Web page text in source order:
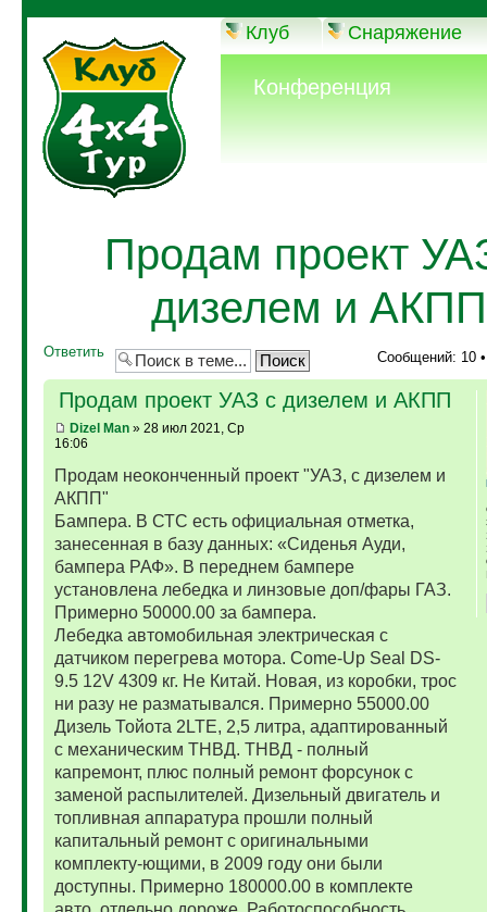
Клуб Снаряжение
Конференция
Продам проект
дизелем и АКПП
Ответить Сообщений: 10
Продам проект УАЗ с дизелем и АКПП
Dizel Man» 28 июл 2021, Ср
16:06
Продам неоконченный проект "УАЗ, с дизелем и
АКПП"
Бампера. В СТС есть официальная отметка,
занесенная в базу данных: «Сиденья Ауди,
бампера РАФ». В переднем бампере
установлена лебедка и линзовые доп/фары ГАЗ.
Примерно 50000.00 за бампера.
Лебедка автомобильная электрическая с
датчиком перегрева мотора. Come-Up Seal DS-
9.5 12V 4309 кг. Не Китай. Новая, из коробки, трос
ни разу не разматывался. Примерно 55000.00
Дизель Тойота 2LTE, 2,5 литра, адаптированный
с механическим ТНВД. ТНВД - полный
капремонт, плюс полный ремонт форсунок с
заменой распылителей. Дизельный двигатель и
топливная аппаратура прошли полный
капитальный ремонт с оригинальными
комплекту-ющими, в 2009 году они были
доступны. Примерно 180000.00 в комплекте